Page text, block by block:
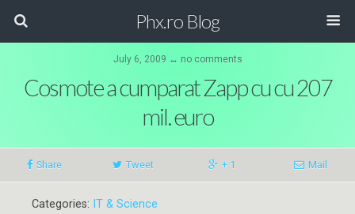
Phx.ro Blog
July 6, 2009 ↔ no comments
Cosmote a cumparat Zapp cu cu 207
mil. euro
Share Tweet + 1 Mail
Categories: IT & Science